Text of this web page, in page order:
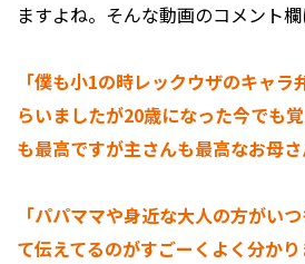
ますよね。そんな動画のコメント
「僕も小1の時レックウザのキャラ
らいましたが20歳になった今でも
も最高ですが主さんも最高なお母さ
「パパママや身近な大人の方がい
て伝えてるのがすごーくよく分か